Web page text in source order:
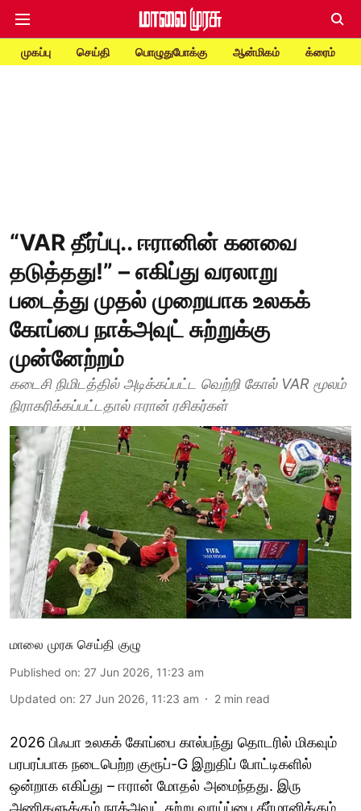
முகப்பு செய்தி பொழுதுபோக்கு ஆன்மிகம் க்ரைம்
“VAR தீர்ப்பு.. ஈரானின் கனவை
தடுத்தது!” – எகிப்து வரலாறு
படைத்து முதல் முறையாக உலகக்
கோப்பை நாக்அவுட் சுற்றுக்கு
முன்னேற்றம்
கடைசி நிமிடத்தில் அடிக்கப்பட்ட வெற்றி கோல் VAR மூலம்
நிராகரிக்கப்பட்டதால் ஈரான் ரசிகர்கள்
மாலை முரசு செய்தி குழு
Published on: 27 Jun 2026, 11:23 am
Updated on: 27 Jun 2026, 11:23 am 2 min read
2026 பிஃபா உலகக் கோப்பை கால்பந்து தொடரில் மிகவும்
பரபரப்பாக நடைபெற்ற குரூப்-G இறுதிப் போட்டிகளில்
ஒன்றாக எகிப்து – ஈரான் மோதல் அமைந்தது. இரு
அணிகளுக்கும் நாக்அவுட் சுற்று வாய்ப்பை தீர்மானிக்கும்